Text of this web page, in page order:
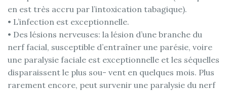
en est très accru par l’intoxication tabagique).
• L’infection est exceptionnelle.
• Des lésions nerveuses: la lésion d’une branche du
nerf facial, susceptible d’entraîner une parésie, voire
une paralysie faciale est exceptionnelle et les séquelles
disparaissent le plus sou- vent en quelques mois. Plus
rarement encore, peut survenir une paralysie du nerf